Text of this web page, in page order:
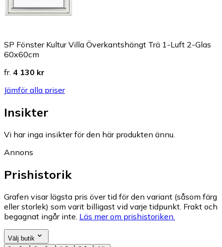
SP Fönster Kultur Villa Överkantshängt Trä 1-Luft 2-Glas
60x60cm
fr. 4 130 kr
Jämför alla priser
Insikter
Vi har inga insikter för den här produkten ännu.
Annons
Prishistorik
Grafen visar lägsta pris över tid för den variant (såsom färg
eller storlek) som varit billigast vid varje tidpunkt. Frakt och
begagnat ingår inte. Läs mer om prishistoriken.
Välj butik